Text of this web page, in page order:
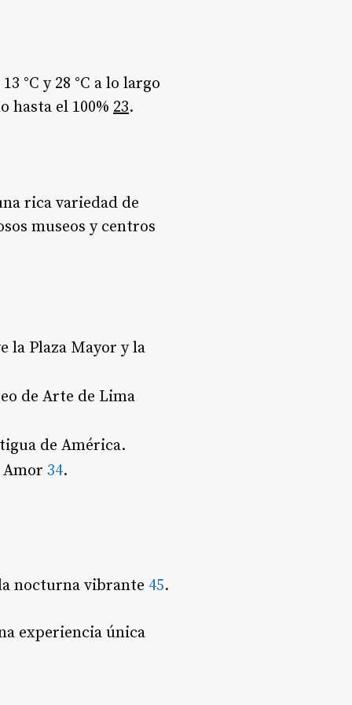
°C y 28 °C a lo largo
hasta el 100% 23.
rica variedad de
museos y centros
la Plaza Mayor y la
de Arte de Lima
de América.
34.
nocturna vibrante 45.
experiencia única